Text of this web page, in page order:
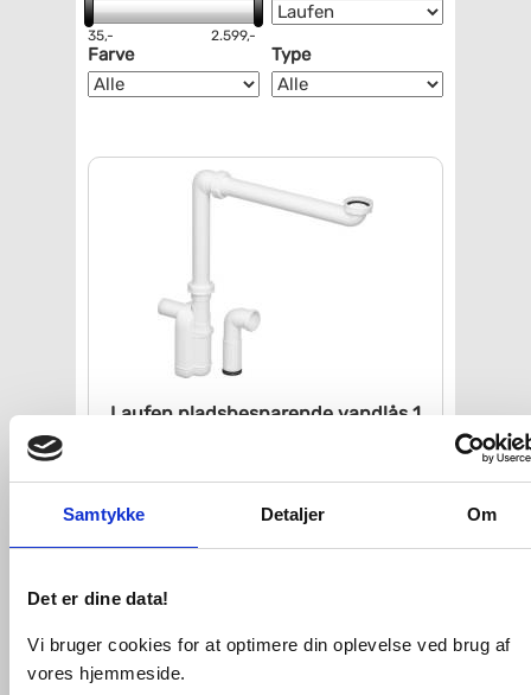
Samtykke Detaljer Om
Det er dine data!
Vi bruger cookies for at optimere din oplevelse ved brug af
vores hjemmeside.
35,- 2.599,-
Farve Type
Laufen pladsbesparende vandlås 1
Fragt 65,-
339,- Køb
feltet herunder.